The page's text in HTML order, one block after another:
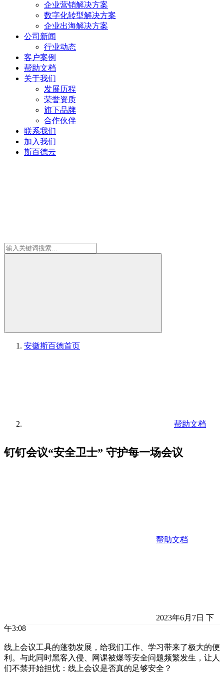
企业营销解决方案
数字化转型解决方案
企业出海解决方案
公司新闻
行业动态
客户案例
帮助文档
关于我们
发展历程
荣誉资质
旗下品牌
合作伙伴
联系我们
加入我们
斯百德云
安徽斯百德首页
帮助文档
钉钉会议“安全卫士” 守护每一场会议
帮助文档
2023年6月7日 下
午3:08
线上会议工具的蓬勃发展，给我们工作、学习带来了极大的便
利。与此同时黑客入侵、网课被爆等安全问题频繁发生，让人
们不禁开始担忧：线上会议是否真的足够安全？